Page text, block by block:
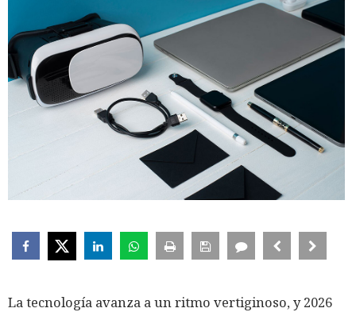
La tecnología avanza a un ritmo vertiginoso, y 2026